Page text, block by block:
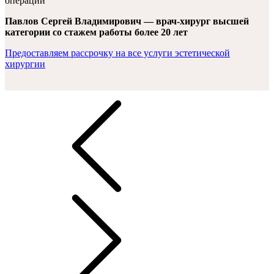
Павлов Сергей Владимирович — врач-хирург высшей
категории со стажем работы более 20 лет
Предоставляем рассрочку на все услуги эстетической
хирургии